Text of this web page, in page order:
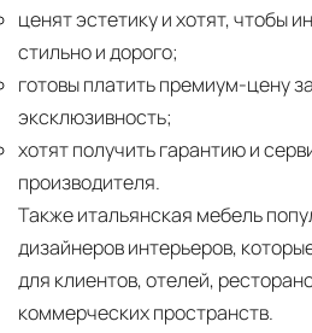
ценят эстетику и хотят, чтобы
стильно и дорого;
готовы платить премиум-цену
эксклюзивность;
хотят получить гарантию и
производителя.
Также итальянская мебель
дизайнеров интерьеров,
для клиентов, отелей,
коммерческих пространств.